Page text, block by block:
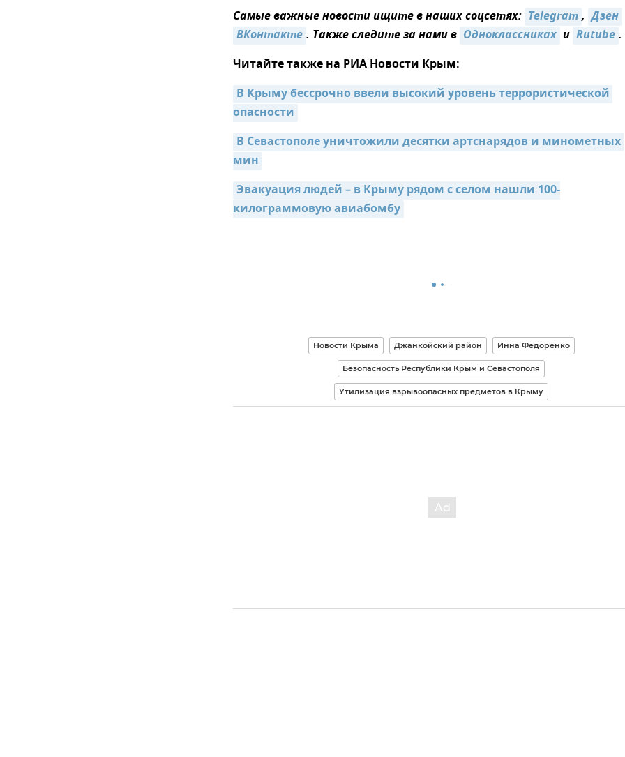
Самые важные новости ищите в наших соцсетях: Telegram, Дзен
ВКонтакте. Также следите за нами в Одноклассниках и Rutube.
Читайте также на РИА Новости Крым:
В Крыму бессрочно ввели высокий уровень террористической
опасности
В Севастополе уничтожили десятки артснарядов и минометных
мин
Эвакуация людей – в Крыму рядом с селом нашли 100-
килограммовую авиабомбу
Новости Крыма Джанкойский район Инна Федоренко
Безопасность Республики Крым и Севастополя
Утилизация взрывоопасных предметов в Крыму